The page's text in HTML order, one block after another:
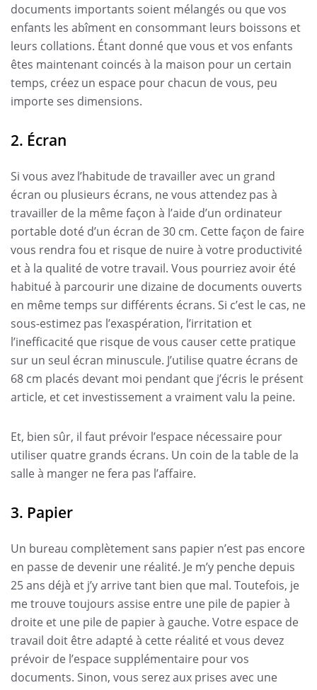
documents importants soient mélangés ou que vos
enfants les abîment en consommant leurs boissons et
leurs collations. Étant donné que vous et vos enfants
êtes maintenant coincés à la maison pour un certain
temps, créez un espace pour chacun de vous, peu
importe ses dimensions.
2. Écran
Si vous avez l’habitude de travailler avec un grand
écran ou plusieurs écrans, ne vous attendez pas à
travailler de la même façon à l’aide d’un ordinateur
portable doté d’un écran de 30 cm. Cette façon de faire
vous rendra fou et risque de nuire à votre productivité
et à la qualité de votre travail. Vous pourriez avoir été
habitué à parcourir une dizaine de documents ouverts
en même temps sur différents écrans. Si c’est le cas, ne
sous-estimez pas l’exaspération, l’irritation et
l’inefficacité que risque de vous causer cette pratique
sur un seul écran minuscule. J’utilise quatre écrans de
68 cm placés devant moi pendant que j’écris le présent
article, et cet investissement a vraiment valu la peine.
Et, bien sûr, il faut prévoir l’espace nécessaire pour
utiliser quatre grands écrans. Un coin de la table de la
salle à manger ne fera pas l’affaire.
3. Papier
Un bureau complètement sans papier n’est pas encore
en passe de devenir une réalité. Je m’y penche depuis
25 ans déjà et j’y arrive tant bien que mal. Toutefois, je
me trouve toujours assise entre une pile de papier à
droite et une pile de papier à gauche. Votre espace de
travail doit être adapté à cette réalité et vous devez
prévoir de l’espace supplémentaire pour vos
documents. Sinon, vous serez aux prises avec une